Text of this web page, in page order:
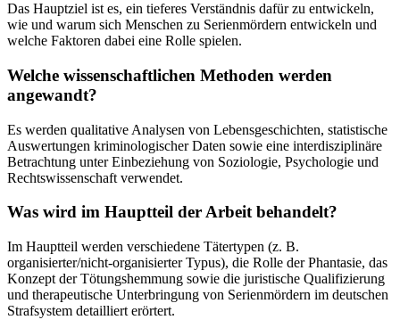
Das Hauptziel ist es, ein tieferes Verständnis dafür zu entwickeln,
wie und warum sich Menschen zu Serienmördern entwickeln und
welche Faktoren dabei eine Rolle spielen.
Welche wissenschaftlichen Methoden werden
angewandt?
Es werden qualitative Analysen von Lebensgeschichten, statistische
Auswertungen kriminologischer Daten sowie eine interdisziplinäre
Betrachtung unter Einbeziehung von Soziologie, Psychologie und
Rechtswissenschaft verwendet.
Was wird im Hauptteil der Arbeit behandelt?
Im Hauptteil werden verschiedene Tätertypen (z. B.
organisierter/nicht-organisierter Typus), die Rolle der Phantasie, das
Konzept der Tötungshemmung sowie die juristische Qualifizierung
und therapeutische Unterbringung von Serienmördern im deutschen
Strafsystem detailliert erörtert.